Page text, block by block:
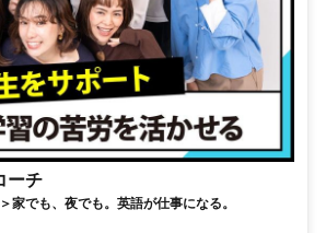
ーチ
家でも、夜でも。英語が仕事になる。